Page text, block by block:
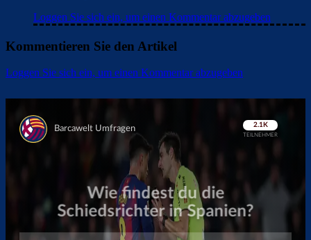
Loggen Sie sich ein, um einen Kommentar abzugeben
Kommentieren Sie den Artikel
Loggen Sie sich ein, um einen Kommentar abzugeben
Überspringen